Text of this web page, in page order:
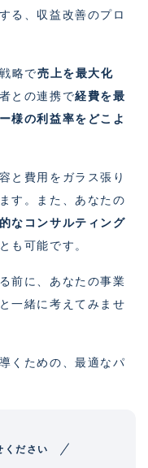
る、収益改善のプロ
略で売上を最大化
との連携で経費を最
様の利益率をどこよ
と費用をガラス張り
す。また、あなたの
なコンサルティング
も可能です。
前に、あなたの事業
一緒に考えてみませ
くための、最適なパ
ください